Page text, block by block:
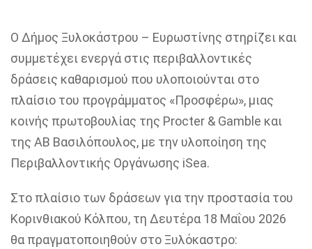
Ο Δήμος Ξυλοκάστρου – Ευρωστίνης στηρίζει και
συμμετέχει ενεργά στις περιβαλλοντικές
δράσεις καθαρισμού που υλοποιούνται στο
πλαίσιο του προγράμματος «Προσφέρω», μιας
κοινής πρωτοβουλίας της Procter & Gamble και
της ΑΒ Βασιλόπουλος, με την υλοποίηση της
Περιβαλλοντικής Οργάνωσης iSea.
Στο πλαίσιο των δράσεων για την προστασία του
Κορινθιακού Κόλπου, τη Δευτέρα 18 Μαΐου 2026
θα πραγματοποιηθούν στο Ξυλόκαστρο: